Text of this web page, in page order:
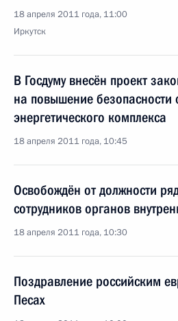
18 апреля 2011 года, 11:00
Иркутск
В Госдуму внесён проект
на повышение безопасности
энергетического комплекса
18 апреля 2011 года, 10:45
Освобождён от должности
сотрудников органов
18 апреля 2011 года, 10:30
Поздравление российским
Песах